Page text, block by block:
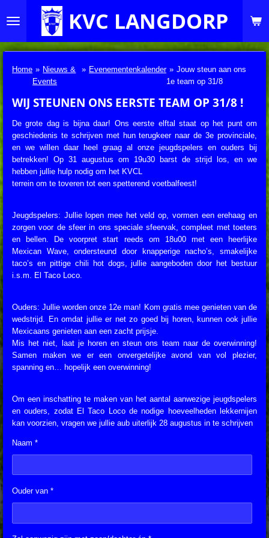
direct
de
KVC LANGDORP
Home » Nieuws &
Events
» Evenementenkalender » Jouw steun aan ons
1e team op 31/8
WIJ STEUNEN ONS EERSTE TEAM OP 31/8 !
De grote dag is bijna daar! Ons eerste elftal staat op het punt om
geschiedenis te schrijven met hun terugkeer naar de 3e provinciale,
en we willen daar heel graag al onze jeugdspelers en ouders bij
betrekken! Op 31 augustus om 19u30 barst de strijd los, en we
hebben jullie hulp nodig om het KVCL
terrein om te toveren tot een spetterend voetbalfeest!
Jeugdspelers: Jullie lopen mee het veld op, vormen een erehaag en
zorgen voor de sfeer in ons speciale sfeervak, compleet met toeters
en bellen. De voorpret start reeds om 18u00 met een heerlijke
Mexican Wave, ondersteund door knapperige nacho’s, smakelijke
taco’s en pittige chili hot dogs, jullie aangeboden door het bestuur
i.s.m. El Taco Loco.
Ouders: Jullie worden onze 12e man! Kom gratis mee genieten van de
wedstrijd. En omdat jullie er net zo goed bij horen, kunnen ook jullie
Mexicaans genieten aan een zacht prijsje.
Mis het niet, laat je horen en steun ons team naar de overwinning!
Samen maken we er een onvergetelijke avond van vol plezier,
spanning en… hopelijk een overwinning!
Om een inschatting te maken van het aantal aanwezige jeugdspelers
en ouders, zodat El Taco Loco de nodige hoeveelheden lekkernijen
kan voorzien, vragen we jullie aub uiterlijk 28 augustus in te schrijven
Naam *
Ouder van *